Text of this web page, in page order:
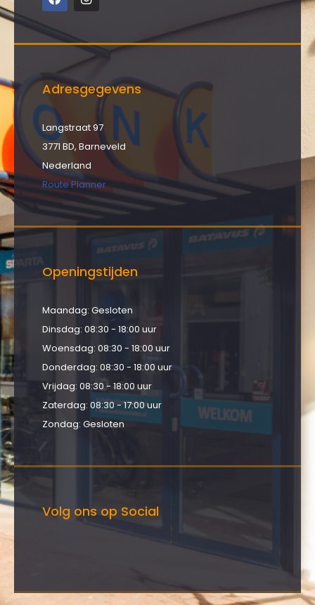
Adresgegevens
Langstraat 97
3771 BD, Barneveld
Nederland
Route Planner
Openingstijden
Maandag: Gesloten
Dinsdag: 08:30 - 18:00 uur
Woensdag: 08:30 - 18:00 uur
Donderdag: 08:30 - 18:00 uur
Vrijdag: 08:30 - 18:00 uur
Zaterdag: 08:30 - 17:00 uur
Zondag: Gesloten
Volg ons op Social